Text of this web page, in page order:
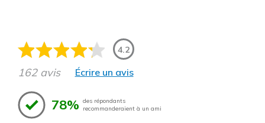
4.2
162 avis Écrire un avis
78% des répondants
recommanderaient à un ami